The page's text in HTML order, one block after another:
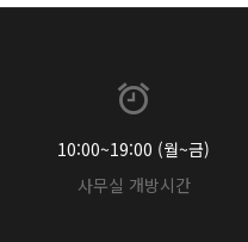
10:00~19:00 (월~금)
사무실 개방시간